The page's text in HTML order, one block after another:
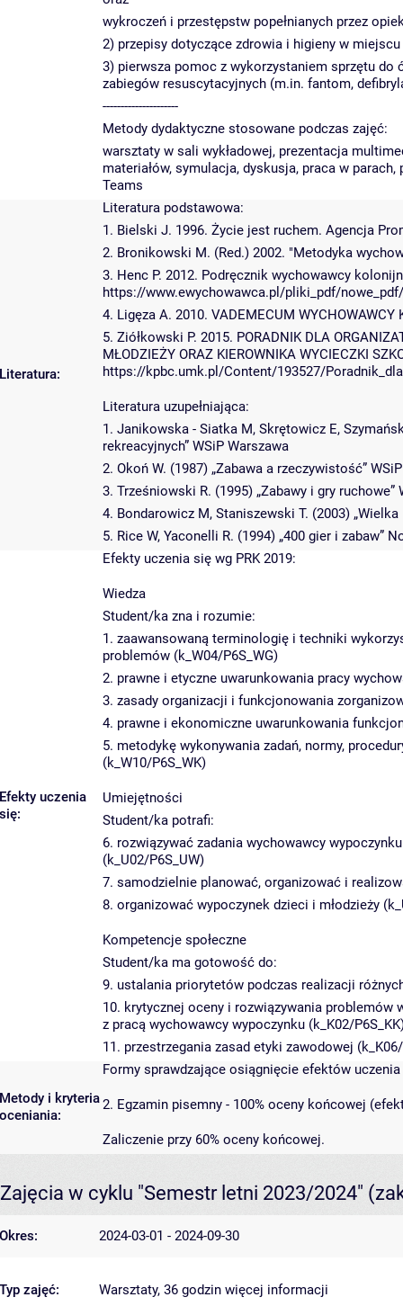
wykroczeń i przestępstw popełnianych przez
2) przepisy dotyczące zdrowia i higieny w
3) pierwsza pomoc z wykorzystaniem sprzętu
zabiegów resuscytacyjnych (m.in. fantom,
---------------------
Metody dydaktyczne stosowane podczas zajęć:
warsztaty w sali wykładowej, prezentacja
materiałów, symulacja, dyskusja, praca w
Teams
Literatura:
Literatura podstawowa:
1. Bielski J. 1996. Życie jest ruchem. Agencja
2. Bronikowski M. (Red.) 2002. "Metodyka
3. Henc P. 2012. Podręcznik wychowawcy
https://www.ewychowawca.pl/pliki_pdf/
4. Ligęza A. 2010. VADEMECUM
5. Ziółkowski P. 2015. PORADNIK DLA
MŁODZIEŻY ORAZ KIEROWNIKA WYCIECZKI
https://kpbc.umk.pl/Content/193527/
Literatura uzupełniająca:
1. Janikowska - Siatka M, Skrętowicz E,
rekreacyjnych” WSiP Warszawa
2. Okoń W. (1987) „Zabawa a rzeczywistość”
3. Trześniowski R. (1995) „Zabawy i gry ruchowe”
4. Bondarowicz M, Staniszewski T. (2003)
5. Rice W, Yaconelli R. (1994) „400 gier i zabaw”
Efekty uczenia
się:
Efekty uczenia się wg PRK 2019:
Wiedza
Student/ka zna i rozumie:
1. zaawansowaną terminologię i techniki
problemów (k_W04/P6S_WG)
2. prawne i etyczne uwarunkowania pracy
3. zasady organizacji i funkcjonowania
4. prawne i ekonomiczne uwarunkowania
5. metodykę wykonywania zadań, normy,
(k_W10/P6S_WK)
Umiejętności
Student/ka potrafi:
6. rozwiązywać zadania wychowawcy
(k_U02/P6S_UW)
7. samodzielnie planować, organizować i
8. organizować wypoczynek dzieci i młodzieży
Kompetencje społeczne
Student/ka ma gotowość do:
9. ustalania priorytetów podczas realizacji
10. krytycznej oceny i rozwiązywania problemów
z pracą wychowawcy wypoczynku (k_K02/
11. przestrzegania zasad etyki zawodowej (k_K06/
Metody i kryteria
oceniania:
Formy sprawdzające osiągnięcie efektów
2. Egzamin pisemny - 100% oceny końcowej
Zaliczenie przy 60% oceny końcowej.
Zajęcia w cyklu "Semestr letni 2023/2024"
Okres: 2024-03-01 - 2024-09-30
Typ zajęć: Warsztaty, 36 godzin więcej informacji